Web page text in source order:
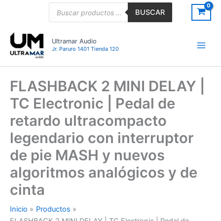
BUSCAR
Ultramar Audio
Jr. Paruro 1401 Tienda 120
FLASHBACK 2 MINI DELAY |
TC Electronic | Pedal de
retardo ultracompacto
legendario con interruptor
de pie MASH y nuevos
algoritmos analógicos y de
cinta
Inicio
Productos